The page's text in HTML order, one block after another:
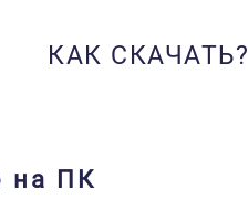
КАК СКАЧАТЬ?
на ПК